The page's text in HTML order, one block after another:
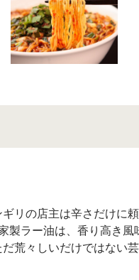
リの店主は辛さだけに
製ラー油は、香り高き風
荒々しいだけではない